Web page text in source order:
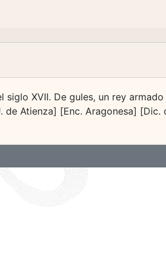
XVII. De gules, un rey
Atienza] [Enc. Aragonesa] [Dic.